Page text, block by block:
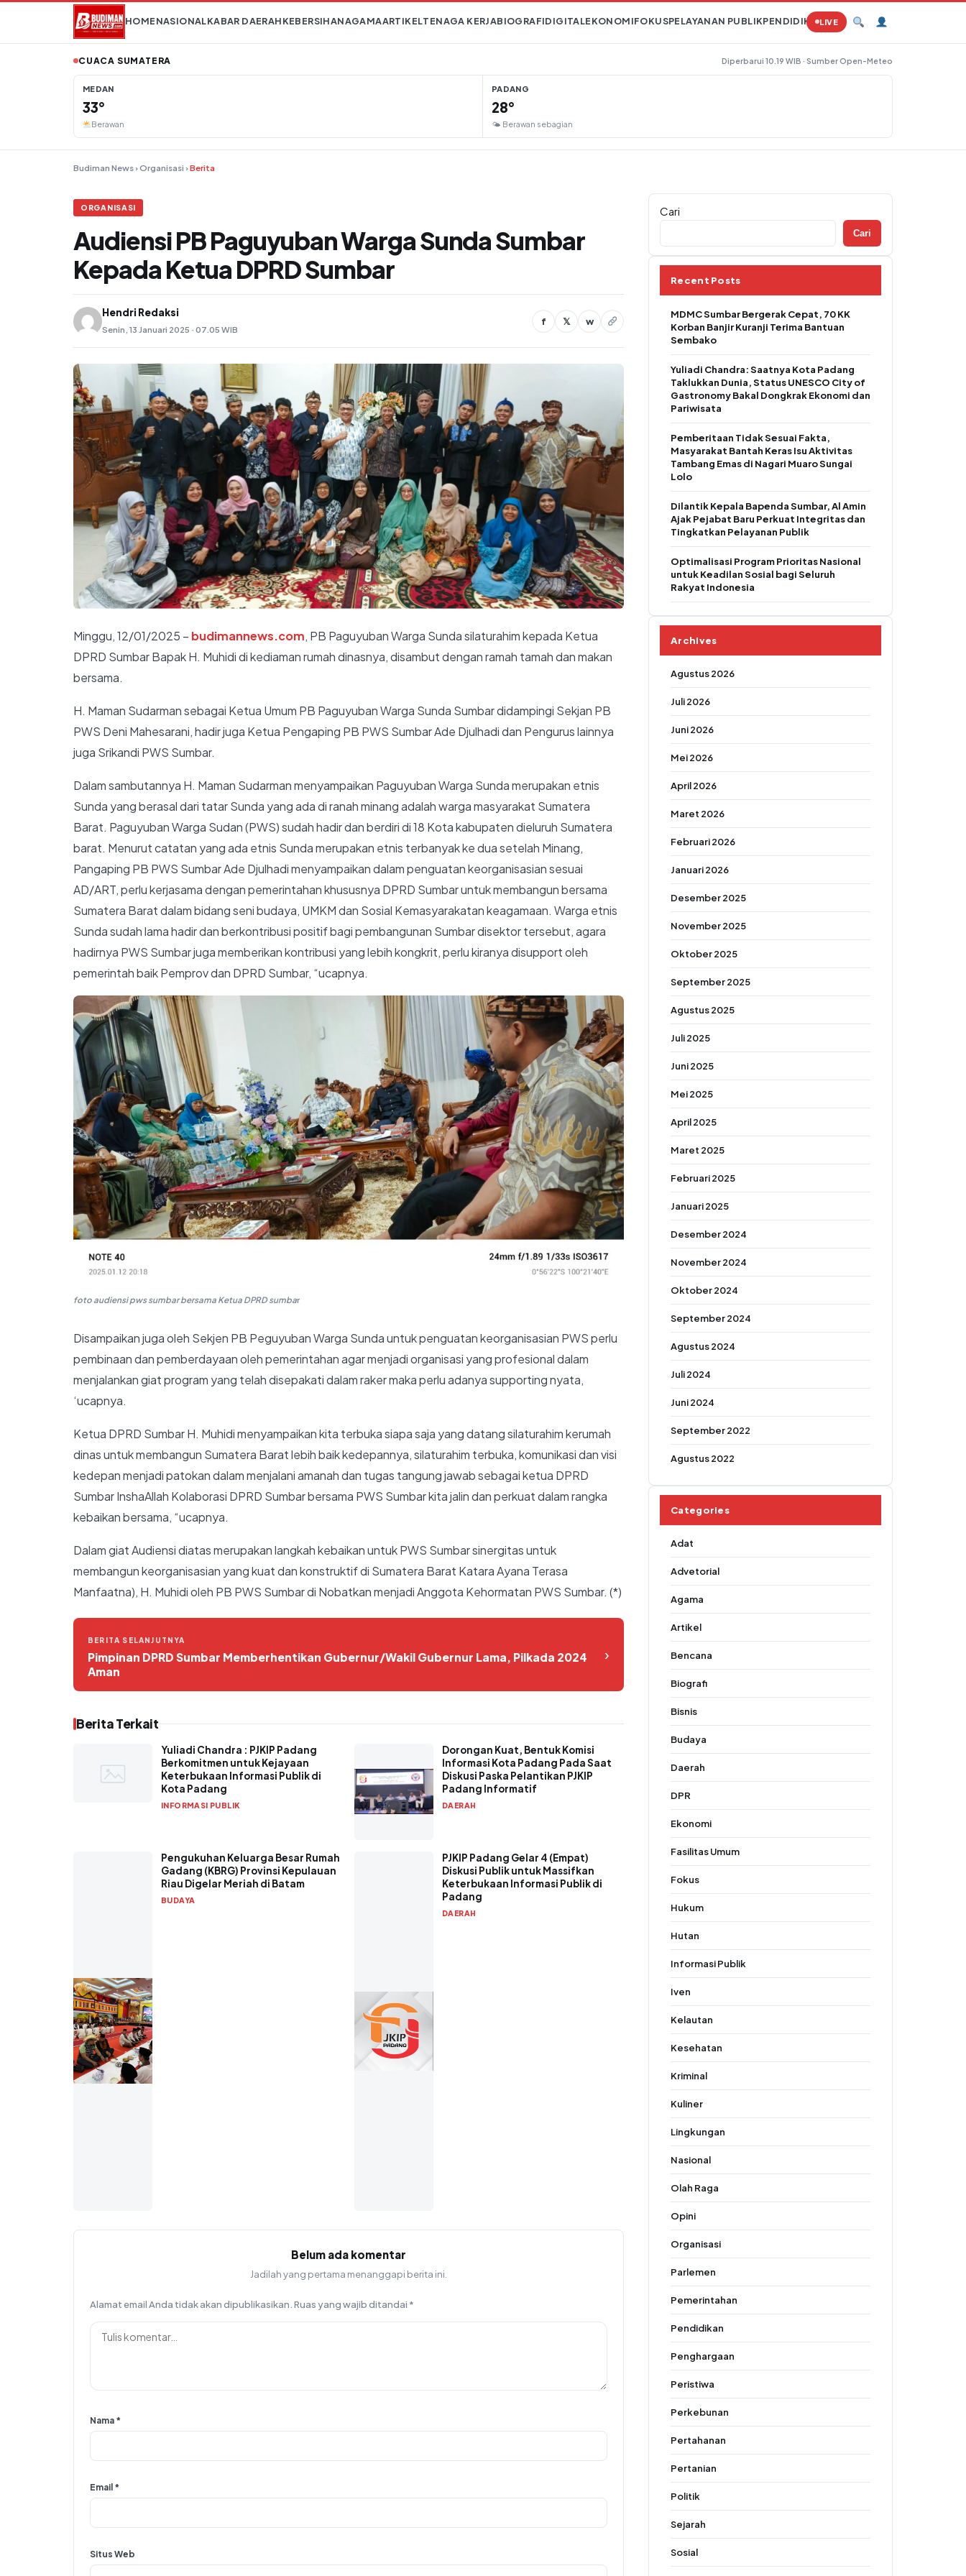
Lompat ke konten
HOMENASIONALKABAR DAERAHKEBERSIHANAGAMAARTIKELTENAGA KERJABIOGRAFIDIGITALEKONOMIFOKUSPELAYANAN PUBLIKPENDIDIKAN PERTANIANHUKUM
LIVE
CUACA SUMATERA Diperbarui 10.19 WIB · Sumber Open-Meteo
MEDAN
33°
Berawan
PADANG
28°
🌤 Berawan sebagian
Budiman News ›Organisasi ›Berita
ORGANISASI
Audiensi PB Paguyuban Warga Sunda Sumbar
Kepada Ketua DPRD Sumbar
Hendri Redaksi
Senin, 13 Januari 2025 · 07.05 WIB
f 𝕏 w
Minggu, 12/01/2025 – budimannews.com, PB Paguyuban Warga Sunda silaturahim kepada Ketua
DPRD Sumbar Bapak H. Muhidi di kediaman rumah dinasnya, disambut dengan ramah tamah dan makan
bersama.
H. Maman Sudarman sebagai Ketua Umum PB Paguyuban Warga Sunda Sumbar didampingi Sekjan PB
PWS Deni Mahesarani, hadir juga Ketua Pengaping PB PWS Sumbar Ade Djulhadi dan Pengurus lainnya
juga Srikandi PWS Sumbar.
Dalam sambutannya H. Maman Sudarman menyampaikan Paguyuban Warga Sunda merupakan etnis
Sunda yang berasal dari tatar Sunda yang ada di ranah minang adalah warga masyarakat Sumatera
Barat. Paguyuban Warga Sudan (PWS) sudah hadir dan berdiri di 18 Kota kabupaten dieluruh Sumatera
barat. Menurut catatan yang ada etnis Sunda merupakan etnis terbanyak ke dua setelah Minang,
Pangaping PB PWS Sumbar Ade Djulhadi menyampaikan dalam penguatan keorganisasian sesuai
AD/ART, perlu kerjasama dengan pemerintahan khususnya DPRD Sumbar untuk membangun bersama
Sumatera Barat dalam bidang seni budaya, UMKM dan Sosial Kemasyarakatan keagamaan. Warga etnis
Sunda sudah lama hadir dan berkontribusi positif bagi pembangunan Sumbar disektor tersebut, agara
hadirnya PWS Sumbar juga memberikan kontribusi yang lebih kongkrit, perlu kiranya disupport oleh
pemerintah baik Pemprov dan DPRD Sumbar, “ucapnya.
foto audiensi pws sumbar bersama Ketua DPRD sumbar
Disampaikan juga oleh Sekjen PB Peguyuban Warga Sunda untuk penguatan keorganisasian PWS perlu
pembinaan dan pemberdayaan oleh pemerintahan agar menjadi organisasi yang profesional dalam
menjalankan giat program yang telah disepakati dalam raker maka perlu adanya supporting nyata,
‘ucapnya.
Ketua DPRD Sumbar H. Muhidi menyampaikan kita terbuka siapa saja yang datang silaturahim kerumah
dinas untuk membangun Sumatera Barat lebih baik kedepannya, silaturahim terbuka, komunikasi dan visi
kedepan menjadi patokan dalam menjalani amanah dan tugas tangung jawab sebagai ketua DPRD
Sumbar InshaAllah Kolaborasi DPRD Sumbar bersama PWS Sumbar kita jalin dan perkuat dalam rangka
kebaikan bersama, “ucapnya.
Dalam giat Audiensi diatas merupakan langkah kebaikan untuk PWS Sumbar sinergitas untuk
membangun keorganisasian yang kuat dan konstruktif di Sumatera Barat Katara Ayana Terasa
Manfaatna), H. Muhidi oleh PB PWS Sumbar di Nobatkan menjadi Anggota Kehormatan PWS Sumbar. (*)
BERITA SELANJUTNYA
Pimpinan DPRD Sumbar Memberhentikan Gubernur/Wakil Gubernur Lama, Pilkada 2024
Aman
›
Berita Terkait
Yuliadi Chandra : PJKIP Padang
Berkomitmen untuk Kejayaan
Keterbukaan Informasi Publik di
Kota Padang
INFORMASI PUBLIK
Dorongan Kuat, Bentuk Komisi
Informasi Kota Padang Pada Saat
Diskusi Paska Pelantikan PJKIP
Padang Informatif
DAERAH
Pengukuhan Keluarga Besar Rumah
Gadang (KBRG) Provinsi Kepulauan
Riau Digelar Meriah di Batam
BUDAYA
PJKIP Padang Gelar 4 (Empat)
Diskusi Publik untuk Massifkan
Keterbukaan Informasi Publik di
Padang
DAERAH
Belum ada komentar
Jadilah yang pertama menanggapi berita ini.
Alamat email Anda tidak akan dipublikasikan. Ruas yang wajib ditandai *
Nama *
Email *
Situs Web
Cari
Cari
Recent Posts
MDMC Sumbar Bergerak Cepat, 70 KK
Korban Banjir Kuranji Terima Bantuan
Sembako
Yuliadi Chandra: Saatnya Kota Padang
Taklukkan Dunia, Status UNESCO City of
Gastronomy Bakal Dongkrak Ekonomi dan
Pariwisata
Pemberitaan Tidak Sesuai Fakta,
Masyarakat Bantah Keras Isu Aktivitas
Tambang Emas di Nagari Muaro Sungai
Lolo
Dilantik Kepala Bapenda Sumbar, Al Amin
Ajak Pejabat Baru Perkuat Integritas dan
Tingkatkan Pelayanan Publik
Optimalisasi Program Prioritas Nasional
untuk Keadilan Sosial bagi Seluruh
Rakyat Indonesia
Archives
Agustus 2026
Juli 2026
Juni 2026
Mei 2026
April 2026
Maret 2026
Februari 2026
Januari 2026
Desember 2025
November 2025
Oktober 2025
September 2025
Agustus 2025
Juli 2025
Juni 2025
Mei 2025
April 2025
Maret 2025
Februari 2025
Januari 2025
Desember 2024
November 2024
Oktober 2024
September 2024
Agustus 2024
Juli 2024
Juni 2024
September 2022
Agustus 2022
Categories
Adat
Advetorial
Agama
Artikel
Bencana
Biografi
Bisnis
Budaya
Daerah
DPR
Ekonomi
Fasilitas Umum
Fokus
Hukum
Hutan
Informasi Publik
Iven
Kelautan
Kesehatan
Kriminal
Kuliner
Lingkungan
Nasional
Olah Raga
Opini
Organisasi
Parlemen
Pemerintahan
Pendidikan
Penghargaan
Peristiwa
Perkebunan
Pertahanan
Pertanian
Politik
Sejarah
Sosial